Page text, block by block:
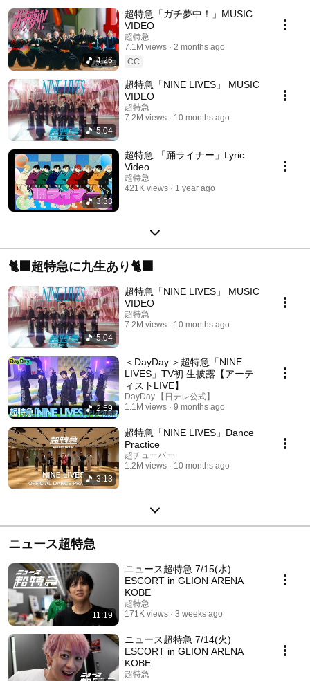
4:26
超特急「ガチ夢中！」MUSIC
VIDEO
超特急
7.1M views
2 months ago
CC
5:04
超特急「NINE LIVES」 MUSIC
VIDEO
超特急
7.2M views
10 months ago
3:33
超特急 「踊ライナー」Lyric
Video
超特急
421K views
1 year ago
🐈‍⬛超特急に九生あり🐈‍⬛
5:04
超特急「NINE LIVES」 MUSIC
VIDEO
超特急
7.2M views
10 months ago
2:59
＜DayDay.＞超特急「NINE
LIVES」TV初 生披露【アーテ
ィストLIVE】
DayDay.【日テレ公式】
1.1M views
9 months ago
3:13
超特急「NINE LIVES」Dance
Practice
超チューバー
1.2M views
10 months ago
ニュース超特急
11:19
ニュース超特急 7/15(水)
ESCORT in GLION ARENA
KOBE
超特急
171K views
3 weeks ago
ニュース超特急 7/14(火)
ESCORT in GLION ARENA
KOBE
超特急